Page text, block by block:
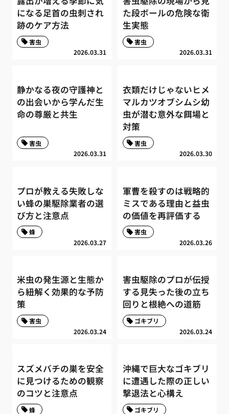
になる足首の虫刺され
跡のケア方法
2026.03.31
害虫
た段ボールの危険な衛
生実態
2026.03.31
害虫
静かなる夜の守護神と
の出会いから学んだ生
命の尊厳と共生
2026.03.31
害虫
衣類だけじゃないヒメ
マルカツオブシムシ幼
虫が潜む意外な餌場と
対策
2026.03.30
害虫
プロが教える失敗しな
い蜂の巣駆除業者の選
び方と注意点
2026.03.27
蜂
軍曹を殺すのは戦略的
ミスである理由と益虫
の価値を再評価する
2026.03.26
害虫
米虫の発生源と生態か
ら紐解く効果的な予防
策
2026.03.24
害虫
害虫駆除のプロが伝授
する見失った後の立ち
回りと根絶への道筋
2026.03.24
ゴキブリ
スズメバチの巣を安全
に見つけるための観察
のコツと注意点
蜂
沖縄で巨大なゴキブリ
に遭遇した際の正しい
撃退法と心構え
ゴキブリ